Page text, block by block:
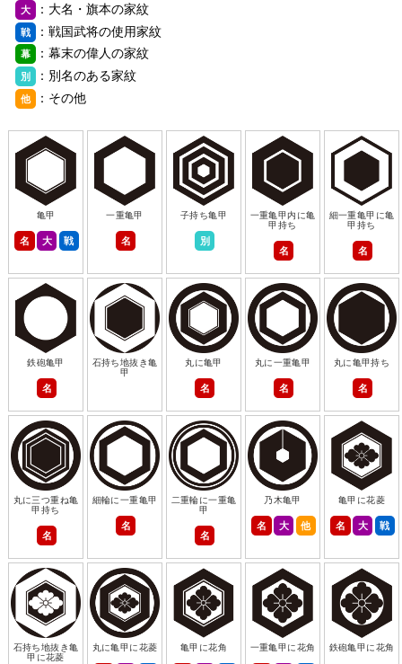
大 ：大名・旗本の家紋
戦 ：戦国武将の使用家紋
幕 ：幕末の偉人の家紋
別 ：別名のある家紋
他 ：その他
亀甲
名 大 戦
一重亀甲
名
子持ち亀甲
別
一重亀甲内に亀
甲持ち
名
細一重亀甲に亀
甲持ち
名
鉄砲亀甲
名
石持ち地抜き亀
甲
丸に亀甲
名
丸に一重亀甲
名
丸に亀甲持ち
名
丸に三つ重ね亀
甲持ち
名
細輪に一重亀甲
名
二重輪に一重亀
甲
名
乃木亀甲
名 大 他
亀甲に花菱
名 大 戦
石持ち地抜き亀
甲に花菱
丸に亀甲に花菱 亀甲に花角 一重亀甲に花角 鉄砲亀甲に花角